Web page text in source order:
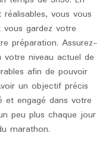
vous vous
gardez votre
préparation. Assurez-
niveau actuel de
afin de pouvoir
un objectif précis
engagé dans votre
peu plus chaque jour
marathon.